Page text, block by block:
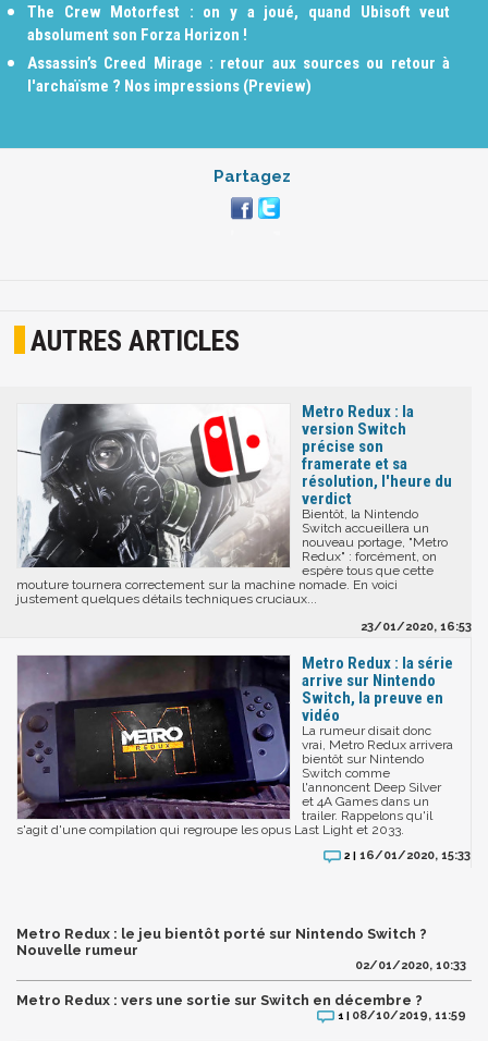
The Crew Motorfest : on y a joué, quand Ubisoft veut
absolument son Forza Horizon !
Assassin’s Creed Mirage : retour aux sources ou retour à
l'archaïsme ? Nos impressions (Preview)
Partagez
AUTRES ARTICLES
Metro Redux : la
version Switch
précise son
framerate et sa
résolution, l'heure du
verdict
Bientôt, la Nintendo
Switch accueillera un
nouveau portage, "Metro
Redux" : forcément, on
espère tous que cette
mouture tournera correctement sur la machine nomade. En voici
justement quelques détails techniques cruciaux...
23/01/2020, 16:53
Metro Redux : la série
arrive sur Nintendo
Switch, la preuve en
vidéo
La rumeur disait donc
vrai, Metro Redux arrivera
bientôt sur Nintendo
Switch comme
l'annoncent Deep Silver
et 4A Games dans un
trailer. Rappelons qu'il
s'agit d'une compilation qui regroupe les opus Last Light et 2033.
2 | 16/01/2020, 15:33
Metro Redux : le jeu bientôt porté sur Nintendo Switch ?
Nouvelle rumeur
02/01/2020, 10:33
Metro Redux : vers une sortie sur Switch en décembre ?
1 | 08/10/2019, 11:59